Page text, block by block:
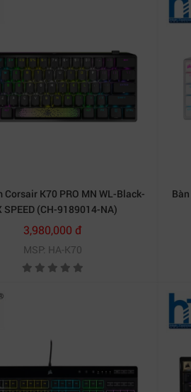
pin sử dụng cực lâu, bạn có
Corsair K70 PRO MN WL-Black-
SPEED (CH-9189014-NA)
3,980,000 đ
MSP: HA-K70